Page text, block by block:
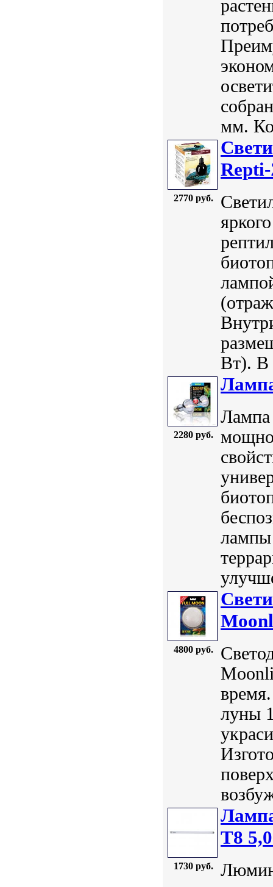
мм.
2770 руб.
Вт). В
2280 руб.
Лампа
лампы
4800 руб.
луны
1730 руб.
Т8